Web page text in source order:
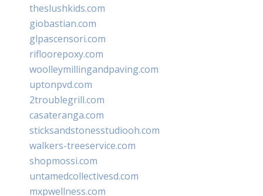
theslushkids.com
giobastian.com
glpascensori.com
rifloorepoxy.com
woolleymillingandpaving.com
uptonpvd.com
2troublegrill.com
casateranga.com
sticksandstonesstudiooh.com
walkers-treeservice.com
shopmossi.com
untamedcollectivesd.com
mxpwellness.com